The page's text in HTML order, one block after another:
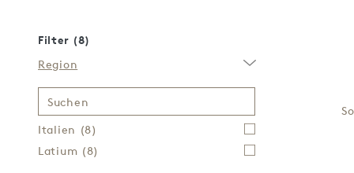
Filter (8)
Region
Suchen
Italien (8)
Latium (8)